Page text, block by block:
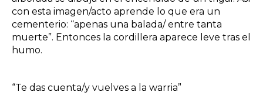
con esta imagen/acto aprende lo que era un
cementerio: “apenas una balada/ entre tanta
muerte”. Entonces la cordillera aparece leve tras el
humo.
“Te das cuenta/y vuelves a la warria”